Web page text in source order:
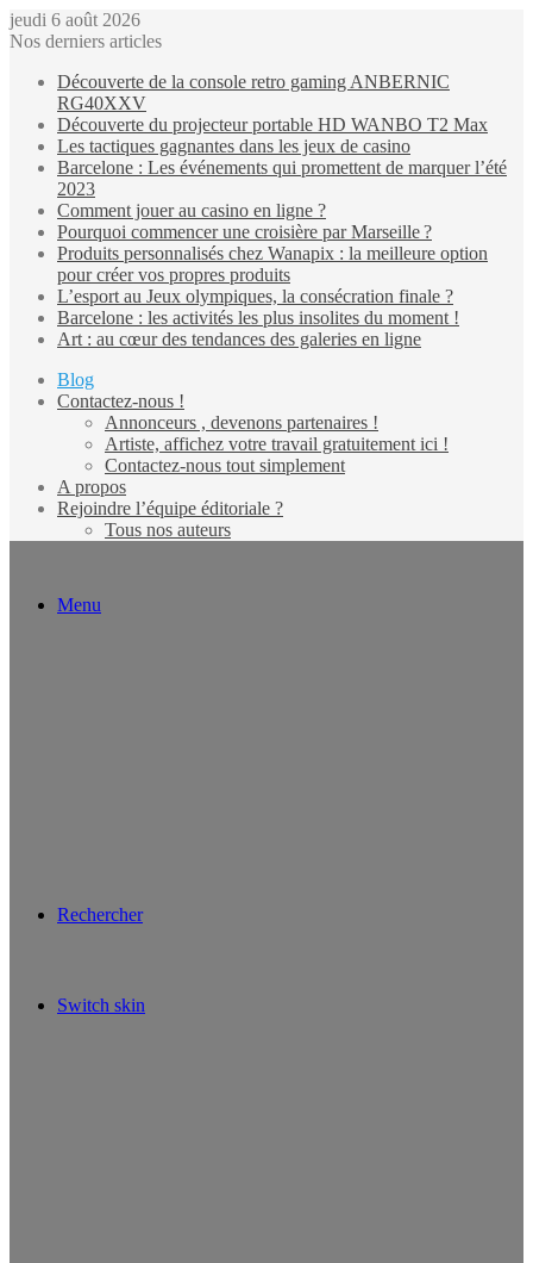
jeudi 6 août 2026
Nos derniers articles
Découverte de la console retro gaming ANBERNIC
RG40XXV
Découverte du projecteur portable HD WANBO T2 Max
Les tactiques gagnantes dans les jeux de casino
Barcelone : Les événements qui promettent de marquer l’été
2023
Comment jouer au casino en ligne ?
Pourquoi commencer une croisière par Marseille ?
Produits personnalisés chez Wanapix : la meilleure option
pour créer vos propres produits
L’esport au Jeux olympiques, la consécration finale ?
Barcelone : les activités les plus insolites du moment !
Art : au cœur des tendances des galeries en ligne
Blog
Contactez-nous !
Annonceurs , devenons partenaires !
Artiste, affichez votre travail gratuitement ici !
Contactez-nous tout simplement
A propos
Rejoindre l’équipe éditoriale ?
Tous nos auteurs
Menu
Rechercher
Switch skin